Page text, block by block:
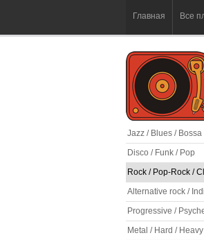
Главная Все
Jazz / Blues /
Disco / Funk / Pop
Rock / Pop-Rock /
Alternative rock /
Progressive /
Metal / Hard / Heavy